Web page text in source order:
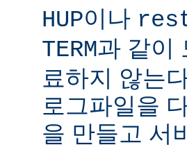
HUP이나
TERM과 같이
료하지 않는
로그파일을
을 만들고 서